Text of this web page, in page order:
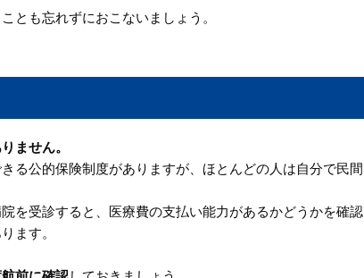
とも忘れずにおこないましょう。
ません。
る公的保険制度がありますが、ほとんどの人は自分で民間
を受診すると、医療費の支払い能力があるかどうかを確認
ます。